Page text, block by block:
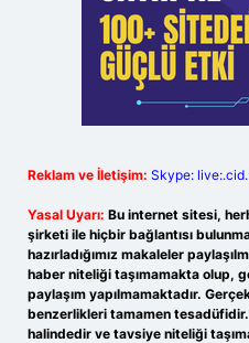
Reklam ve İletişim: Skype:
Yasal Uyarı: Bu internet sitesi,
şirketi ile hiçbir bağlantısı
hazırladığımız makaleler
haber niteliği taşımamakta olup,
paylaşım yapılmamaktadır.
benzerlikleri tamamen
halindedir ve tavsiye niteliği